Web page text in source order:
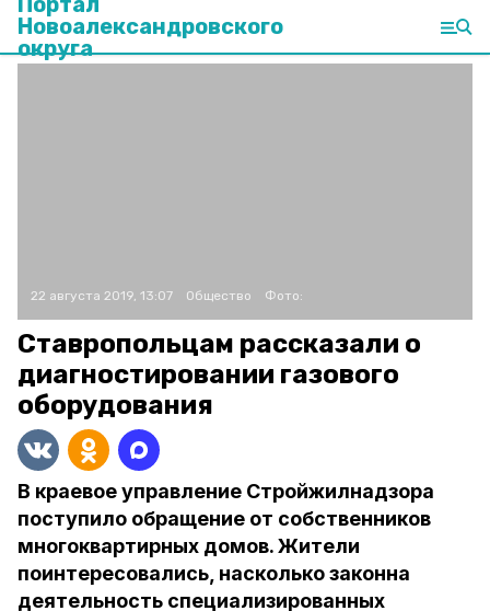
Новоалександровского
округа
22 августа 2019, 13:07 Общество Фото:
Ставропольцам рассказали о
диагностировании газового
оборудования
В краевое управление Стройжилнадзора
поступило обращение от собственников
многоквартирных домов. Жители
поинтересовались, насколько законна
деятельность специализированных